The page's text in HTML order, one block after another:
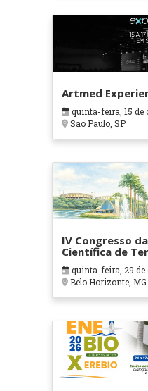
Artmed
quinta-feira, 15 de
Sao Paulo, SP
IV Congresso
Científica de
em Contextos
Cuidados
quinta-feira, 29 de
Belo Horizonte, MG